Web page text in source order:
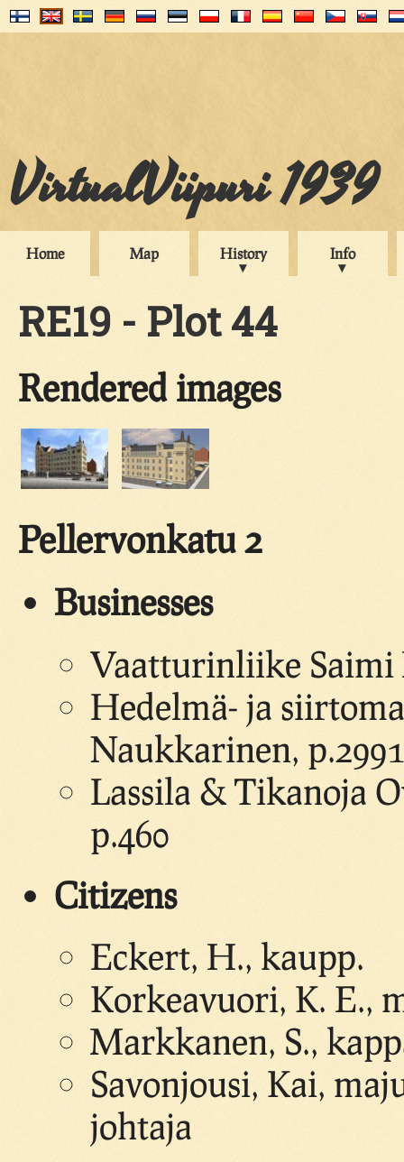
VirtualViipuri 1939
Home Map History Info
RE19 - Plot 44
Rendered images
Pellervonkatu 2
Businesses
Vaatturinliike Saimi
Hedelmä- ja
Naukkarinen, p.2991
Lassila & Tikanoja
p.460
Citizens
Eckert, H., kaupp.
Korkeavuori, K. E.,
Markkanen, S.,
Savonjousi, Kai,
johtaja